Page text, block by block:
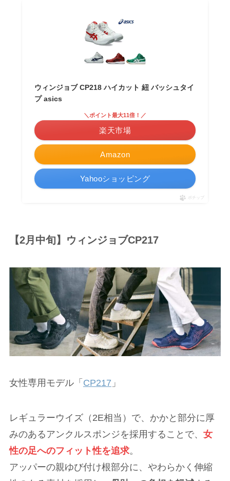
ウィンジョブ CP218 ハイカット 紐 バッシュタイ
プ asics
Amazon
＼ポイント最大11倍！／
楽天市場
Yahooショッピング
ポチップ
【2月中旬】ウィンジョブCP217
女性専用モデル「 CP217 」
レギュラーウイズ（2E相当）で、かかと部分に厚
みのあるアンクルスポンジを採用することで、 女
性の足へのフィット性を追求。
アッパーの親ゆび付け根部分に、やわらかく伸縮